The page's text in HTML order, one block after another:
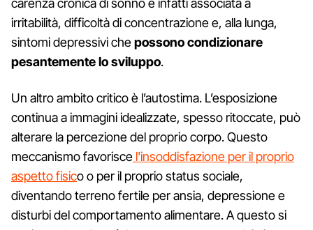
carenza cronica di sonno è infatti associata a
irritabilità, difficoltà di concentrazione e, alla lunga,
sintomi depressivi chepossono condizionare
pesantemente lo sviluppo.
Un altro ambito critico è l’autostima. L’esposizione
continua a immagini idealizzate, spesso ritoccate, può
alterare la percezione del proprio corpo. Questo
meccanismo favorisce l'insoddisfazione per il proprio
aspetto fisico o per il proprio status sociale,
diventando terreno fertile per ansia, depressione e
disturbi del comportamento alimentare. A questo si